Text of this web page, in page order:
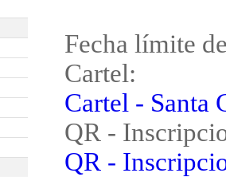
Fecha límite
Cartel:
Cartel - Santa
QR -
QR -